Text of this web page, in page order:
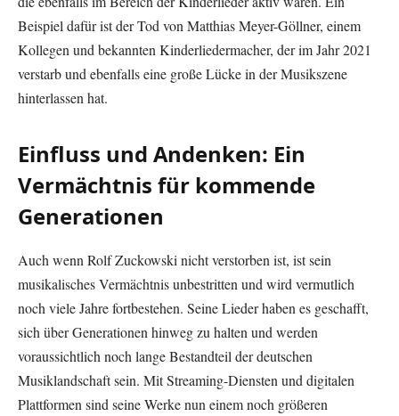
Beispiel dafür ist der Tod von Matthias Meyer-Göllner, einem
Kollegen und bekannten Kinderliedermacher, der im Jahr 2021
verstarb und ebenfalls eine große Lücke in der Musikszene
hinterlassen hat.
Einfluss und Andenken: Ein
Vermächtnis für kommende
Generationen
Auch wenn Rolf Zuckowski nicht verstorben ist, ist sein
musikalisches Vermächtnis unbestritten und wird vermutlich
noch viele Jahre fortbestehen. Seine Lieder haben es geschafft,
sich über Generationen hinweg zu halten und werden
voraussichtlich noch lange Bestandteil der deutschen
Musiklandschaft sein. Mit Streaming-Diensten und digitalen
Plattformen sind seine Werke nun einem noch größeren